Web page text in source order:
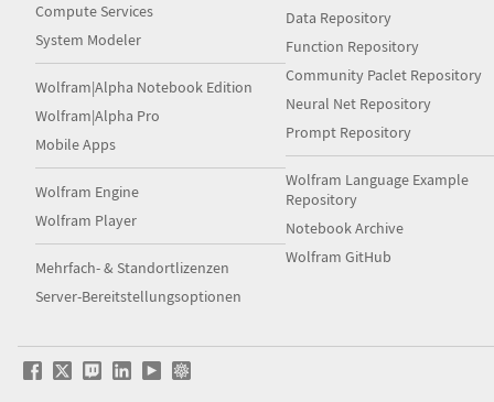
Compute Services
System Modeler
Wolfram|Alpha Notebook Edition
Wolfram|Alpha Pro
Mobile Apps
Wolfram Engine
Wolfram Player
Mehrfach- & Standortlizenzen
Server-Bereitstellungsoptionen
Data Repository
Function Repository
Community Paclet Repository
Neural Net Repository
Prompt Repository
Wolfram Language Example
Repository
Notebook Archive
Wolfram GitHub